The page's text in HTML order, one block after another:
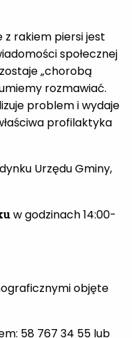
z rakiem piersi jest
społecznej
„chorobą
rozmawiać.
problem i wydaje
profilaktyka
Urzędu Gminy,
w godzinach 14:00-
objęte
58 767 34 55 lub